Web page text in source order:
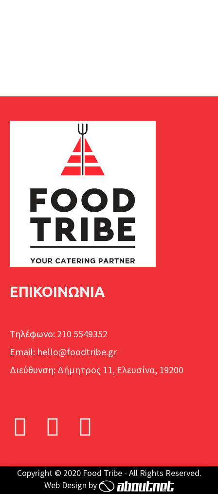
ΕΠΙΚΟΙΝΩΝΙΑ
Τηλέφωνο: 210 5549352
Email: hello@foodtribe.gr
Διεύθυνση: Δήμητρος 11, Ελευσίνα, 19200
Facebook
Instagram
Copyright © 2020 Food Tribe - All Rights Reserved.
Web Design by